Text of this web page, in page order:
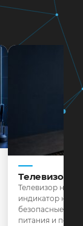
Телевизор
Телевизор не
индикатор не
безопасные
питания и